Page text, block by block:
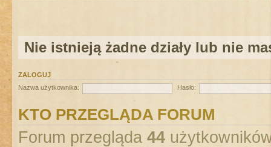
Nie istnieją żadne działy lub nie
ZALOGUJ
Nazwa użytkownika:
Hasło:
KTO PRZEGLĄDA FORUM
Forum przegląda 44